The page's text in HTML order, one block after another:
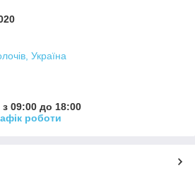
Україна
09:00 до 18:00
роботи